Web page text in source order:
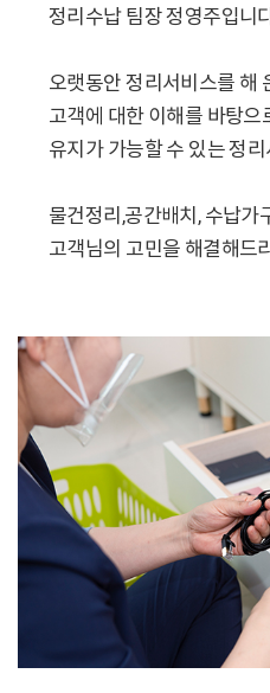
정리수납 팀장 정영주입니
오랫동안 정리서비스를 해
고객에 대한 이해를 바탕
유지가 가능할 수 있는 정
물건정리,공간배치, 수납가
고객님의 고민을 해결해드